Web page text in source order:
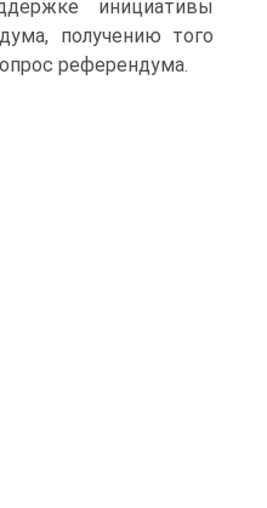
инициативы
получению того
референдума.